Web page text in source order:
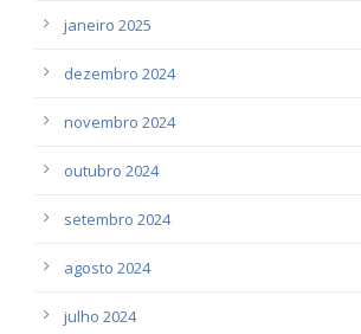
janeiro 2025
dezembro 2024
novembro 2024
outubro 2024
setembro 2024
agosto 2024
julho 2024